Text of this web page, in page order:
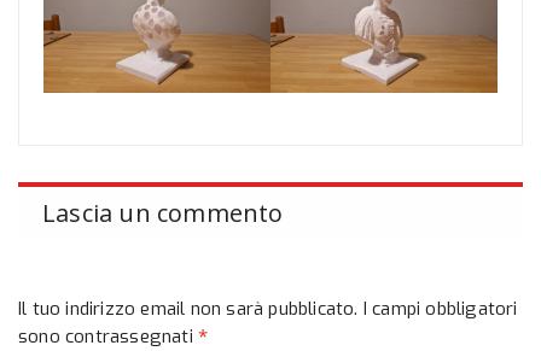
Lascia un commento
Il tuo indirizzo email non sarà pubblicato. I campi obbligatori
sono contrassegnati *